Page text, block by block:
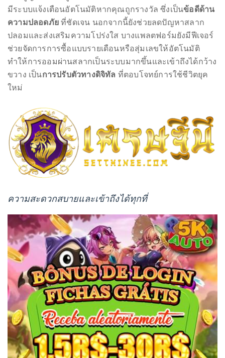
การซื้อสลากออนไลน์นั้นให้ความสะดวกและปลอดภัยอย่าง
มาก คุณสามารถเลือกซื้อได้จากที่บ้าน ลดความเสี่ยงจาก
การสูญหายหรือถูกฉีกขาดของสลากกายภาพ ช่องทางนี้มัก
มีระบบแจ้งเตือนอัตโนมัติหากคุณถูกรางวัล ซึ่งเป็น ข้อดีด้าน
ความปลอดภัย
ที่ชัดเจน นอกจากนี้ยังช่วยลดปัญหาสลาก
ปลอมและส่งเสริมความโปร่งใส บางแพลตฟอร์มยังมีฟีเจอร์
ช่วยจัดการการซื้อแบบรายเดือนหรือสุ่มเลขให้อัตโนมัติ
ขวาง เป็นการปรับตัวทางดิจิทัล
ใหม่
ความสะดวกสบายและเข้าถึงได้ทุกที่